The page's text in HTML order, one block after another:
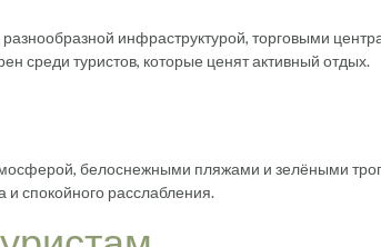
инфраструктурой, торговыми
среди туристов, которые ценят активный отдых.
белоснежными пляжами и зелёными
и спокойного расслабления.